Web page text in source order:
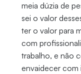
meia dúzia de
sei o valor
ter o valor para
com
trabalho, e não
envaidecer com